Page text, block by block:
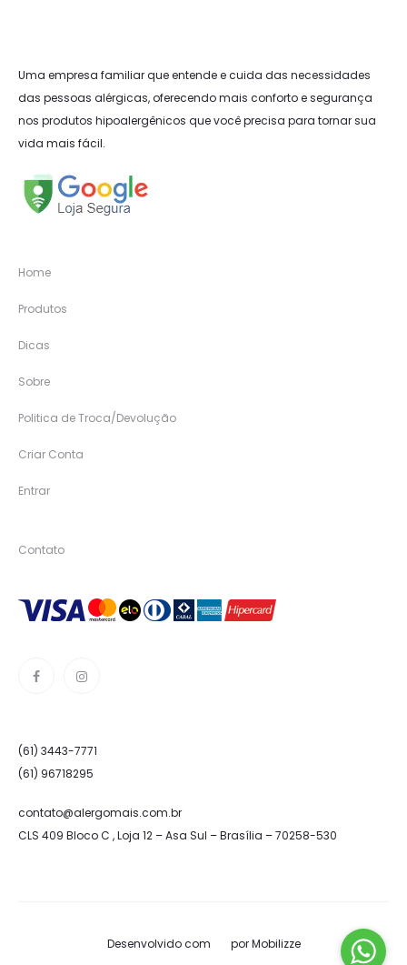
Uma empresa familiar que entende e cuida das necessidades
das pessoas alérgicas, oferecendo mais conforto e segurança
nos produtos hipoalergênicos que você precisa para tornar sua
vida mais fácil.
Home
Produtos
Dicas
Sobre
Politica de Troca/Devolução
Criar Conta
Entrar
Contato
(61) 3443-7771
(61) 96718295
contato@alergomais.com.br
CLS 409 Bloco C , Loja 12 – Asa Sul – Brasília – 70258-530
Desenvolvido com porMobilizze